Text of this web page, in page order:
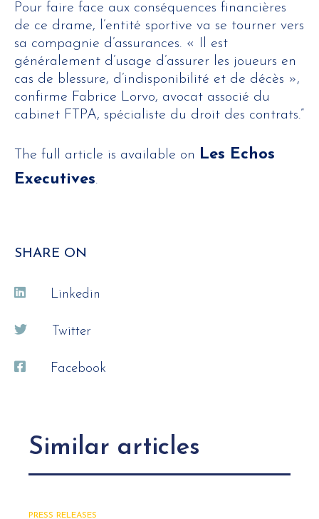
SHARE ON
Linkedin
Twitter
Facebook
Pour faire face aux conséquences financières
de ce drame, l’entité sportive va se tourner vers
sa compagnie d’assurances. « Il est
généralement d’usage d’assurer les joueurs en
cas de blessure, d’indisponibilité et de décès »,
confirme Fabrice Lorvo, avocat associé du
cabinet FTPA, spécialiste du droit des contrats.”
The full article is available on Les Echos
Executives.
Similar articles
PRESS RELEASES